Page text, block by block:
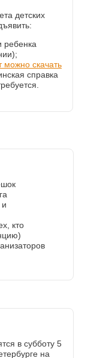
детских
ребенка
можно скачать
справка
кто
в субботу 5
на